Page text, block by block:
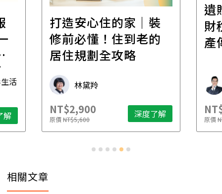
活
解
打造安心住的家｜裝
修前必懂！住到老的
居住規劃全攻略
林黛羚
NT$2,900
原價NT$5,600 深度了解
遺
財
產
原價
相關文章